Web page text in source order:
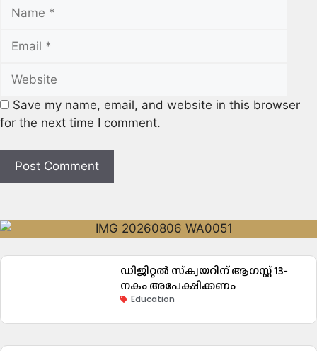
Save my name, email, and website in this browser
for the next time I comment.
ഡിജിറ്റൽ സ്‌ക്വയറിന് ആഗസ്റ്റ് 13-
നകം അപേക്ഷിക്കണം
Education